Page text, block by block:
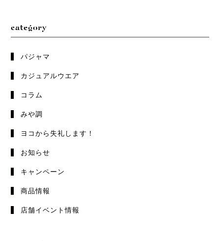
category
パジャマ
カジュアルウエア
コラム
みや調
ヨコから失礼します！
お知らせ
キャンペーン
商品情報
店舗イベント情報